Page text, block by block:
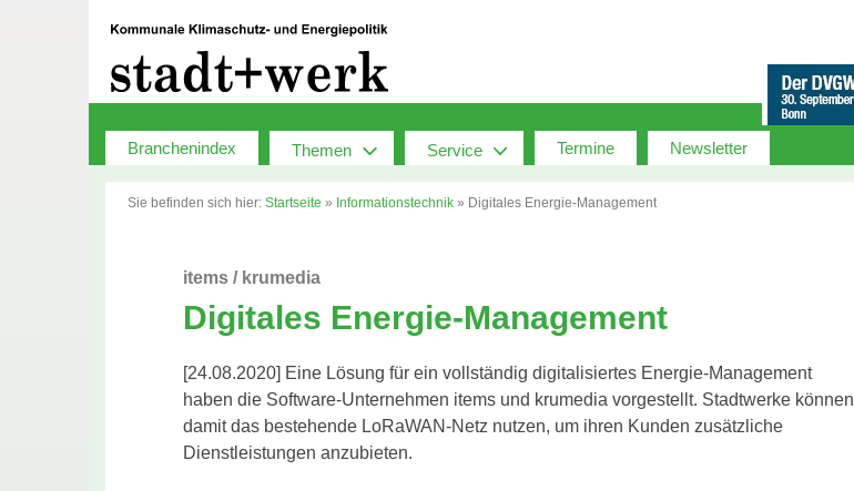
Branchenindex Themen Service Termine Newsletter
Sie befinden sich hier: Startseite » Informationstechnik » Digitales Energie-Management
items / krumedia
Digitales Energie-Management
[24.08.2020] Eine Lösung für ein vollständig digitalisiertes Energie-Management
haben die Software-Unternehmen items und krumedia vorgestellt. Stadtwerke können
damit das bestehende LoRaWAN-Netz nutzen, um ihren Kunden zusätzliche
Dienstleistungen anzubieten.